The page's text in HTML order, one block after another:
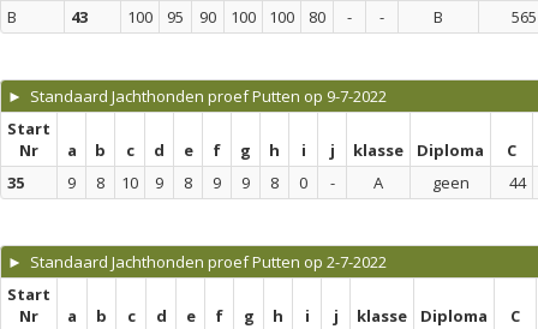
B
43 100 95 90 100 100 80 - - B 565
► Standaard Jachthonden proef Putten op 9-7-2022
Start
Nr
a b c d e f g h i j klasse Diploma
C
35
9 8 10 9 8 9 9 8 0 - A geen 44
► Standaard Jachthonden proef Putten op 2-7-2022
Start
Nr
a b c d e f g h i j klasse Diploma
C